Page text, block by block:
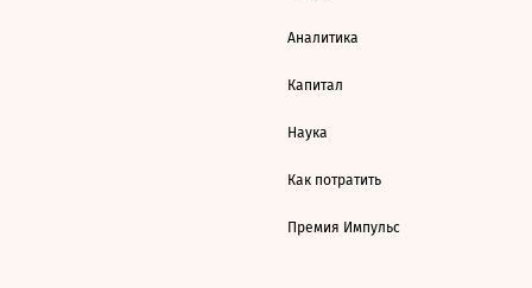
Аналитика
Капитал
Наука
Как потратить
Премия Импульс